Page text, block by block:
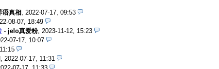
语真相 , 2022-07-17, 09:53
08-07, 18:49
- jelo真爱粉, 2023-11-12, 15:23
07-17, 10:07
, 2022-07-17, 11:31